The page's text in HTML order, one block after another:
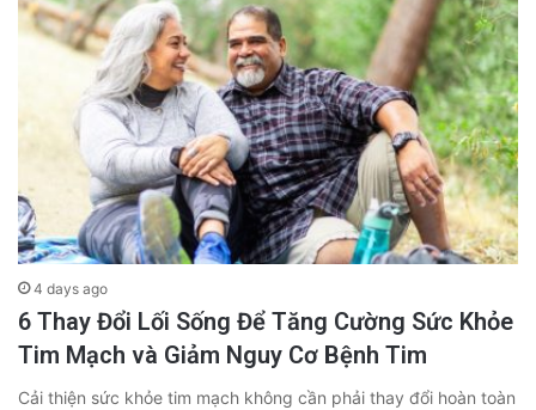
4 days ago
6 Thay Đổi Lối Sống Để Tăng Cường Sức Khỏe
Tim Mạch và Giảm Nguy Cơ Bệnh Tim
Cải thiện sức khỏe tim mạch không cần phải thay đổi hoàn toàn